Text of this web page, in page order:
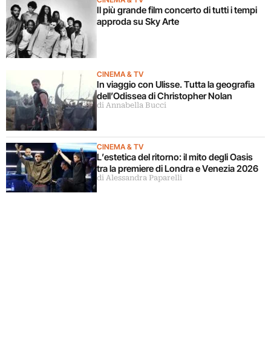
Il più grande film concerto di tutti i tempi
approda su Sky Arte
CINEMA & TV
In viaggio con Ulisse. Tutta la geografia
dell’Odissea di Christopher Nolan
di Annabella Bucci
CINEMA & TV
L’estetica del ritorno: il mito degli Oasis
tra la premiere di Londra e Venezia 2026
di Alessandra Paparelli